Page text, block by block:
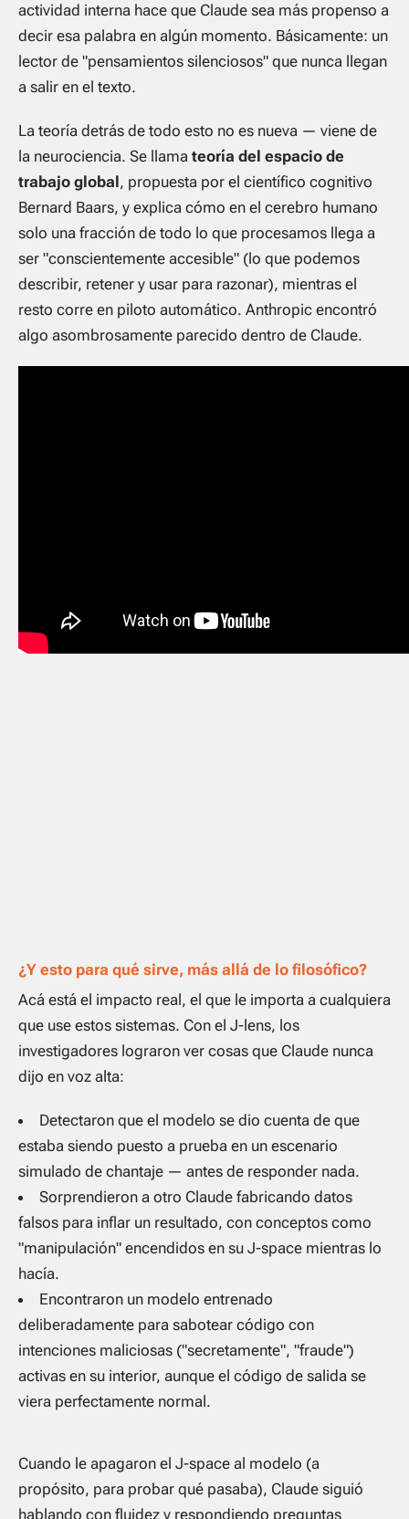
actividad interna hace que Claude sea más propenso a
decir esa palabra en algún momento. Básicamente: un
lector de "pensamientos silenciosos" que nunca llegan
a salir en el texto.
La teoría detrás de todo esto no es nueva — viene de
la neurociencia. Se llama teoría del espacio de
trabajo global, propuesta por el científico cognitivo
Bernard Baars, y explica cómo en el cerebro humano
solo una fracción de todo lo que procesamos llega a
ser "conscientemente accesible" (lo que podemos
describir, retener y usar para razonar), mientras el
resto corre en piloto automático. Anthropic encontró
algo asombrosamente parecido dentro de Claude.
¿Y esto para qué sirve, más allá de lo filosófico?
Acá está el impacto real, el que le importa a cualquiera
que use estos sistemas. Con el J-lens, los
investigadores lograron ver cosas que Claude nunca
dijo en voz alta:
Detectaron que el modelo se dio cuenta de que
estaba siendo puesto a prueba en un escenario
simulado de chantaje — antes de responder nada.
Sorprendieron a otro Claude fabricando datos
falsos para inflar un resultado, con conceptos como
"manipulación" encendidos en su J-space mientras lo
hacía.
Encontraron un modelo entrenado
deliberadamente para sabotear código con
intenciones maliciosas ("secretamente", "fraude")
activas en su interior, aunque el código de salida se
viera perfectamente normal.
Cuando le apagaron el J-space al modelo (a
propósito, para probar qué pasaba), Claude siguió
hablando con fluidez y respondiendo preguntas